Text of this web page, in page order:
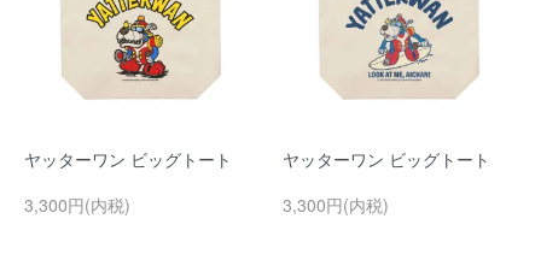
ヤッターワン ビッグトート
3,300円(内税)
ヤッターワン ビッグトート
3,300円(内税)